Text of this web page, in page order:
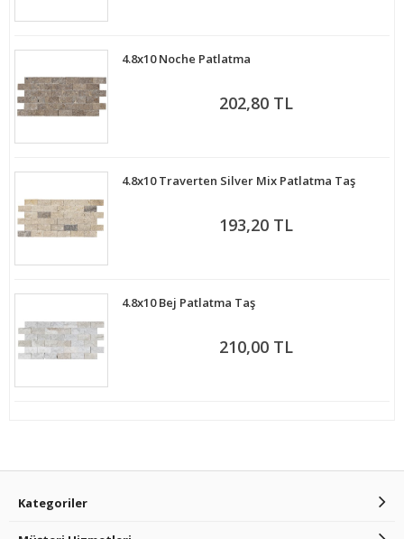
4.8x10 Noche Patlatma
202,80 TL
4.8x10 Traverten Silver Mix Patlatma Taş
193,20 TL
4.8x10 Bej Patlatma Taş
210,00 TL
Kategoriler